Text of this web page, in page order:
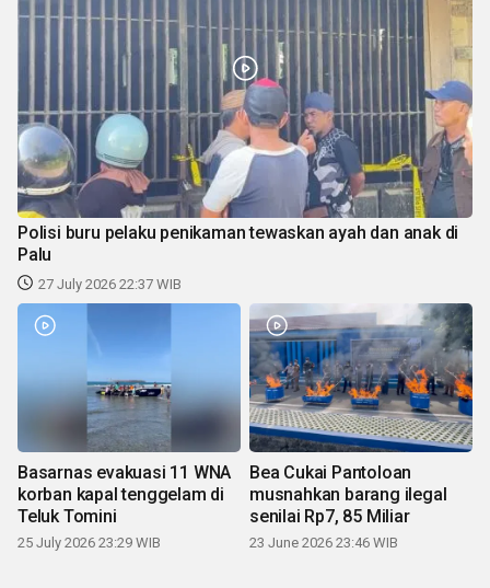
Polisi buru pelaku penikaman tewaskan ayah dan anak di
Palu
27 July 2026 22:37 WIB
Basarnas evakuasi 11 WNA
korban kapal tenggelam di
Teluk Tomini
25 July 2026 23:29 WIB
Bea Cukai Pantoloan
musnahkan barang ilegal
senilai Rp7, 85 Miliar
23 June 2026 23:46 WIB